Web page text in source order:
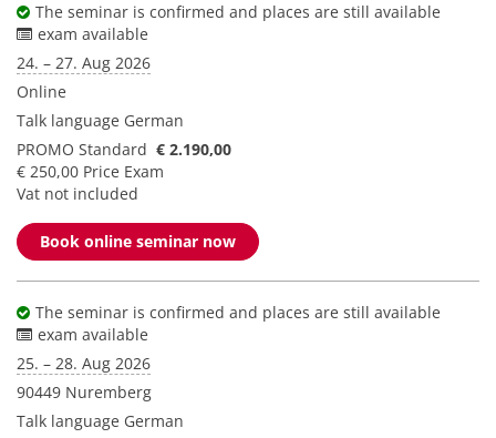
The seminar is confirmed and places are still available
exam available
24. – 27. Aug 2026
Online
Talk language German
PROMO Standard € 2.190,00
€ 250,00 Price Exam
Vat not included
Book online seminar now
The seminar is confirmed and places are still available
exam available
25. – 28. Aug 2026
90449 Nuremberg
Talk language German